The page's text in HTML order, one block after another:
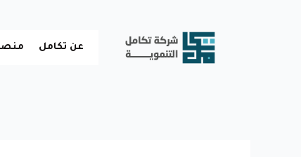
عن تكامل